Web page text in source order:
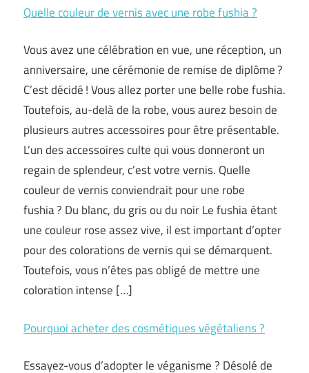
Quelle couleur de vernis avec une robe fushia ?
Vous avez une célébration en vue, une réception, un
anniversaire, une cérémonie de remise de diplôme ?
C’est décidé ! Vous allez porter une belle robe fushia.
Toutefois, au-delà de la robe, vous aurez besoin de
plusieurs autres accessoires pour être présentable.
L’un des accessoires culte qui vous donneront un
regain de splendeur, c’est votre vernis. Quelle
couleur de vernis conviendrait pour une robe
fushia ? Du blanc, du gris ou du noir Le fushia étant
une couleur rose assez vive, il est important d’opter
pour des colorations de vernis qui se démarquent.
Toutefois, vous n’êtes pas obligé de mettre une
coloration intense […]
Pourquoi acheter des cosmétiques végétaliens ?
Essayez-vous d’adopter le véganisme ? Désolé de